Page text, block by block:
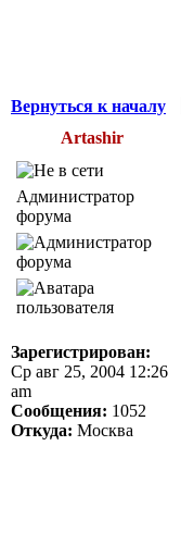
Вернуться к началу
Artashir
Администратор
форума
Зарегистрирован:
Ср авг 25, 2004 12:26
am
Сообщения: 1052
Откуда: Москва